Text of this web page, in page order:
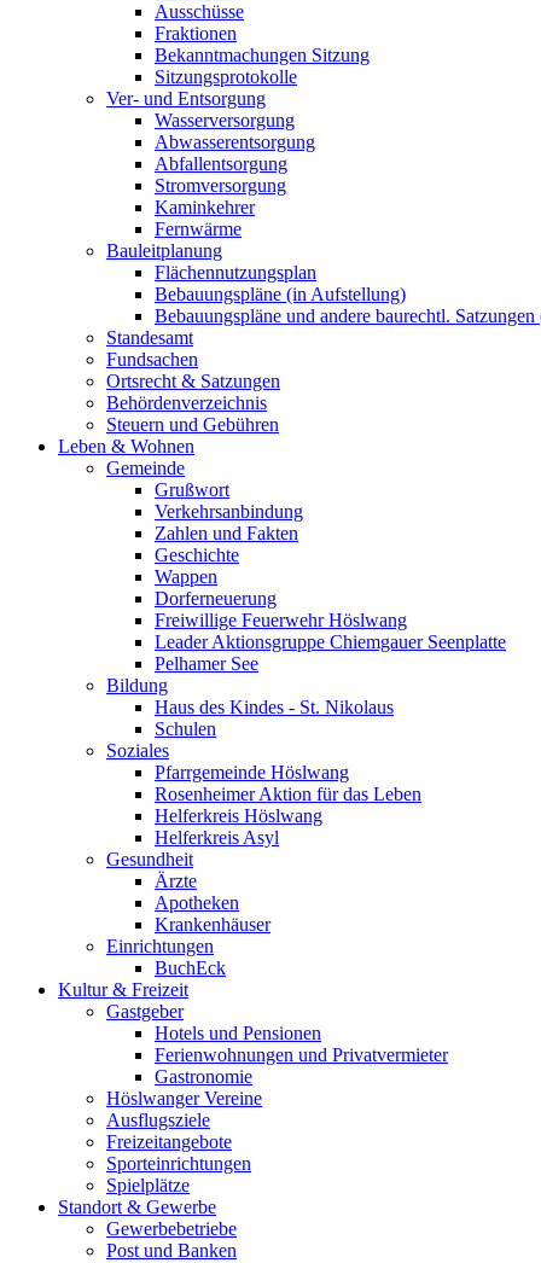
Ausschüsse
Fraktionen
Bekanntmachungen Sitzung
Sitzungsprotokolle
Ver- und Entsorgung
Wasserversorgung
Abwasserentsorgung
Abfallentsorgung
Stromversorgung
Kaminkehrer
Fernwärme
Bauleitplanung
Flächennutzungsplan
Bebauungspläne (in Aufstellung)
Bebauungspläne und andere baurechtl.
Standesamt
Fundsachen
Ortsrecht & Satzungen
Behördenverzeichnis
Steuern und Gebühren
Leben & Wohnen
Gemeinde
Grußwort
Verkehrsanbindung
Zahlen und Fakten
Geschichte
Wappen
Dorferneuerung
Freiwillige Feuerwehr Höslwang
Leader Aktionsgruppe Chiemgauer Seenplatte
Pelhamer See
Bildung
Haus des Kindes - St. Nikolaus
Schulen
Soziales
Pfarrgemeinde Höslwang
Rosenheimer Aktion für das Leben
Helferkreis Höslwang
Helferkreis Asyl
Gesundheit
Ärzte
Apotheken
Krankenhäuser
Einrichtungen
BuchEck
Kultur & Freizeit
Gastgeber
Hotels und Pensionen
Ferienwohnungen und Privatvermieter
Gastronomie
Höslwanger Vereine
Ausflugsziele
Freizeitangebote
Sporteinrichtungen
Spielplätze
Standort & Gewerbe
Gewerbebetriebe
Post und Banken